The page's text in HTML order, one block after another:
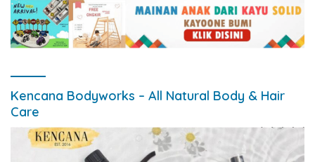
Kencana Bodyworks – All Natural Body & Hair
Care